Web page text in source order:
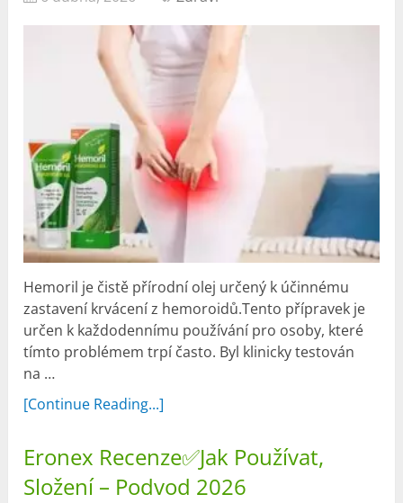
Hemoril je čistě přírodní olej určený k účinnému
zastavení krvácení z hemoroidů.Tento přípravek je
určen k každodennímu používání pro osoby, které
tímto problémem trpí často. Byl klinicky testován
na …
[Continue Reading...]
Eronex Recenze✅Jak Používat,
Složení – Podvod 2026